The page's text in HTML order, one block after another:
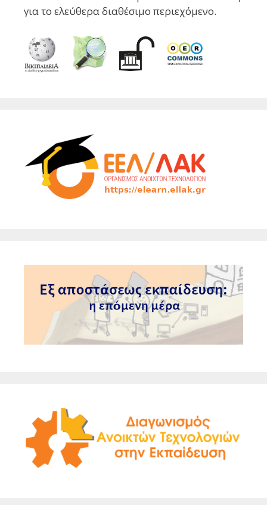
για το ελεύθερα διαθέσιμο περιεχόμενο.